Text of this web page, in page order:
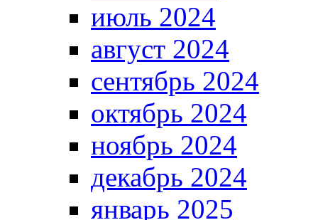
июль 2024
август 2024
сентябрь 2024
октябрь 2024
ноябрь 2024
декабрь 2024
январь 2025